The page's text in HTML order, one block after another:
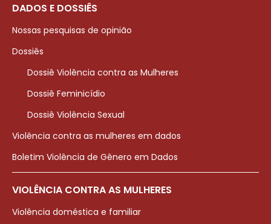
DADOS E DOSSIÊS
Nossas pesquisas de opinião
Dossiês
Dossiê Violência contra as Mulheres
Dossiê Feminicídio
Dossiê Violência Sexual
Violência contra as mulheres em dados
Boletim Violência de Gênero em Dados
VIOLÊNCIA CONTRA AS MULHERES
Violência doméstica e familiar